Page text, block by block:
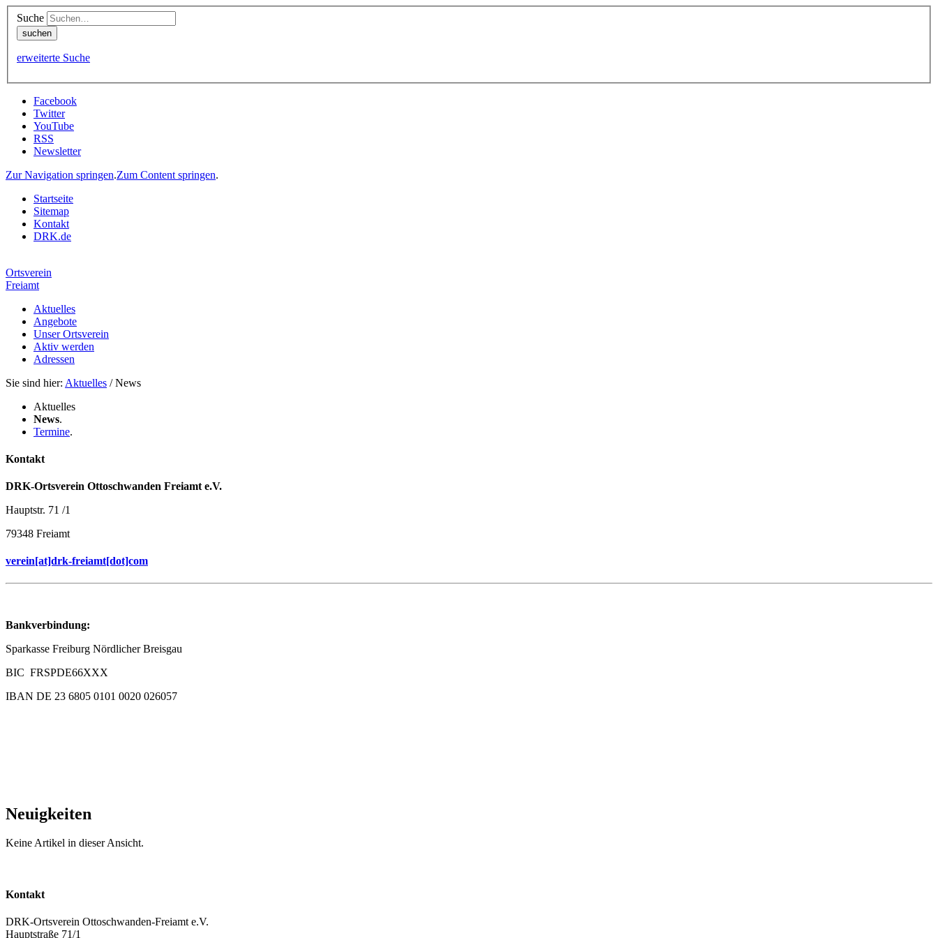
Suche
erweiterte Suche
Facebook
Twitter
YouTube
RSS
Newsletter
Zur Navigation springen.Zum Content springen.
Startseite
Sitemap
Kontakt
DRK.de
Ortsverein
Freiamt
Aktuelles
Angebote
Unser Ortsverein
Aktiv werden
Adressen
Sie sind hier: Aktuelles / News
Aktuelles
News.
Termine.
Kontakt
DRK-Ortsverein Ottoschwanden Freiamt e.V.
Hauptstr. 71 /1
79348 Freiamt
verein[at]drk-freiamt[dot]com
Bankverbindung:
Sparkasse Freiburg Nördlicher Breisgau
BIC FRSPDE66XXX
IBAN DE 23 6805 0101 0020 026057
Neuigkeiten
Keine Artikel in dieser Ansicht.
Kontakt
DRK-Ortsverein Ottoschwanden-Freiamt e.V.
Hauptstraße 71/1